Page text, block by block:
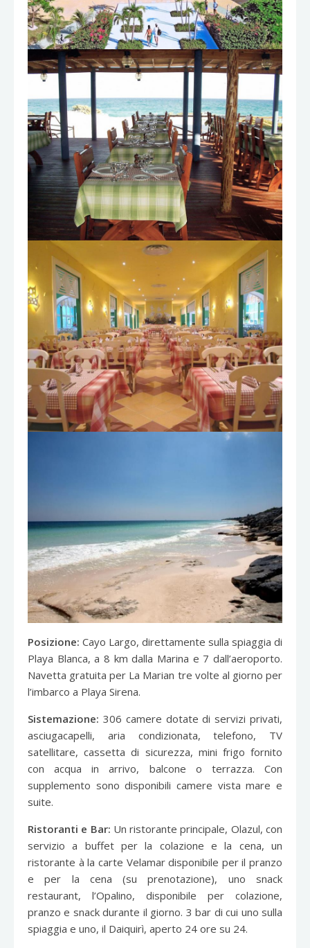
Posizione: Cayo Largo, direttamente sulla spiaggia di
Playa Blanca, a 8 km dalla Marina e 7 dall’aeroporto.
Navetta gratuita per La Marian tre volte al giorno per
l’imbarco a Playa Sirena.
Sistemazione: 306 camere dotate di servizi privati,
asciugacapelli, aria condizionata, telefono, TV
satellitare, cassetta di sicurezza, mini frigo fornito
con acqua in arrivo, balcone o terrazza. Con
supplemento sono disponibili camere vista mare e
suite.
Ristoranti e Bar: Un ristorante principale, Olazul, con
servizio a buffet per la colazione e la cena, un
ristorante à la carte Velamar disponibile per il pranzo
e per la cena (su prenotazione), uno snack
restaurant, l’Opalino, disponibile per colazione,
pranzo e snack durante il giorno. 3 bar di cui uno sulla
spiaggia e uno, il Daiquirì, aperto 24 ore su 24.